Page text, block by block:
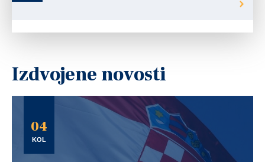
Izdvojene novosti
04
KOL